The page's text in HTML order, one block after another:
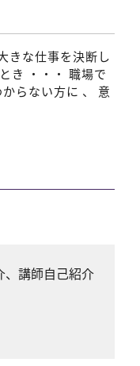
きな仕事を決断し
き ・・・ 職場で
らない方に 、 意
、講師自己紹介